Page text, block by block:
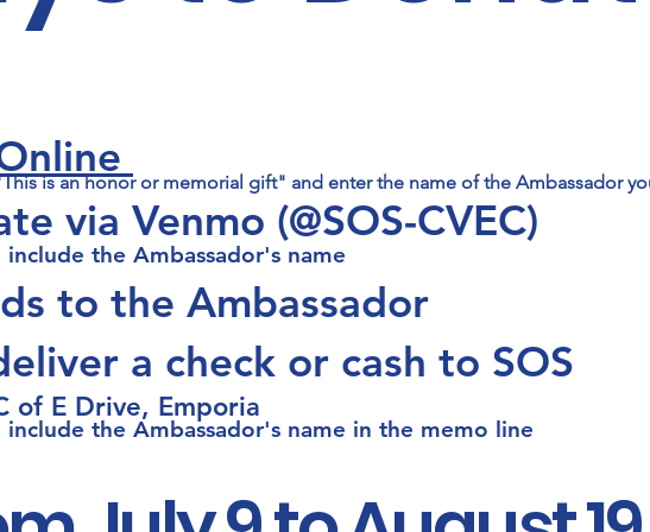
is an honor or memorial gift" and enter the name of the Ambassador
via Venmo (@SOS-CVEC)
include the Ambassador's name​
to the Ambassador
a check or cash to SOS
of E Drive, Emporia
include the Ambassador's name in the memo line